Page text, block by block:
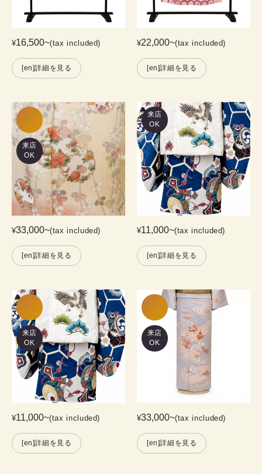
¥16,500~(tax included)
[en]詳細を見る
¥22,000~(tax included)
[en]詳細を見る
来店
OK
¥33,000~(tax included)
[en]詳細を見る
来店
OK
¥11,000~(tax included)
[en]詳細を見る
来店
OK
¥11,000~(tax included)
[en]詳細を見る
来店
OK
¥33,000~(tax included)
[en]詳細を見る